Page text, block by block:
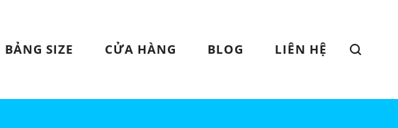
BẢNG SIZE CỬA HÀNG BLOG LIÊN HỆ